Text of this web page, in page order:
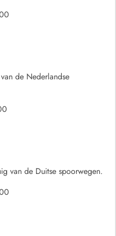
de Nederlandse
van de Duitse spoorwegen.